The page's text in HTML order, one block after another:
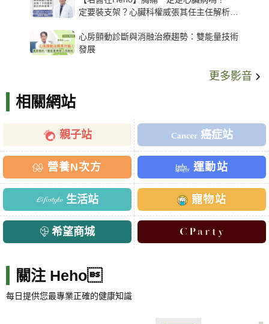
定要裝支架？心臟科權威張其任主任解析支
心房顫動診斷與消融治療趨勢：雙能量技術
發展
更多影音
相關網站
親子站 癌症站
營養N次方 運動站
生活站 寵物站
希望商城
關注 Heho
每日提供您最專業正確的健康知識